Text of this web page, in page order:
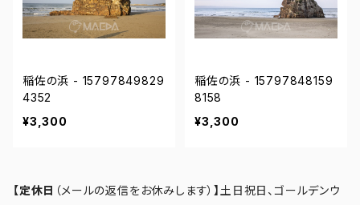
稲佐の浜 - 15797849829
4352
¥3,300
稲佐の浜 - 15797848159
8158
¥3,300
【定休日 （メールの返信をお休みします）】 土日祝日、ゴールデンウ